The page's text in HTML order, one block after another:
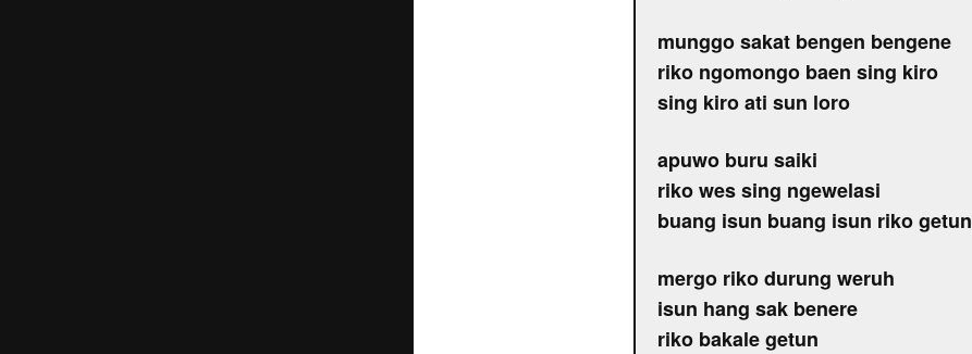
munggo sakat bengen bengene
riko ngomongo baen sing kiro
sing kiro ati sun loro
apuwo buru saiki
riko wes sing ngewelasi
buang isun buang isun riko getun
mergo riko durung weruh
isun hang sak benere
riko bakale getun